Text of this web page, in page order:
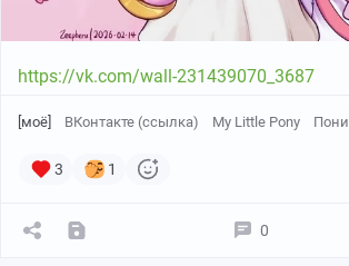
https://vk.com/wall-231439070_3687
[моё] ВКонтакте (ссылка) My Little Pony Пони
3 1
0